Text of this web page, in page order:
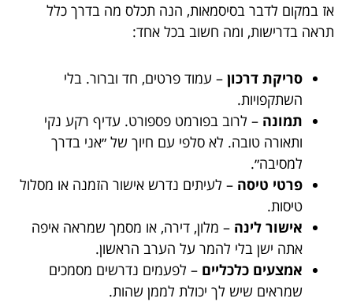
אז במקום לדבר בסיסמאות, הנה תכלס מה בדרך כלל
תראה בדרישות, ומה חשוב בכל אחד:
סריקת דרכון – עמוד פרטים, חד וברור. בלי
השתקפויות.
תמונה – לרוב בפורמט פספורט. עדיף רקע נקי
ותאורה טובה. לא סלפי עם חיוך של ״אני בדרך
למסיבה״.
פרטי טיסה – לעיתים נדרש אישור הזמנה או מסלול
טיסות.
אישור לינה – מלון, דירה, או מסמך שמראה איפה
אתה ישן בלי להמר על הערב הראשון.
אמצעים כלכליים – לפעמים נדרשים מסמכים
שמראים שיש לך יכולת לממן שהות.